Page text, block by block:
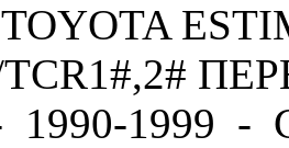
TCR1#,2#
1999 -